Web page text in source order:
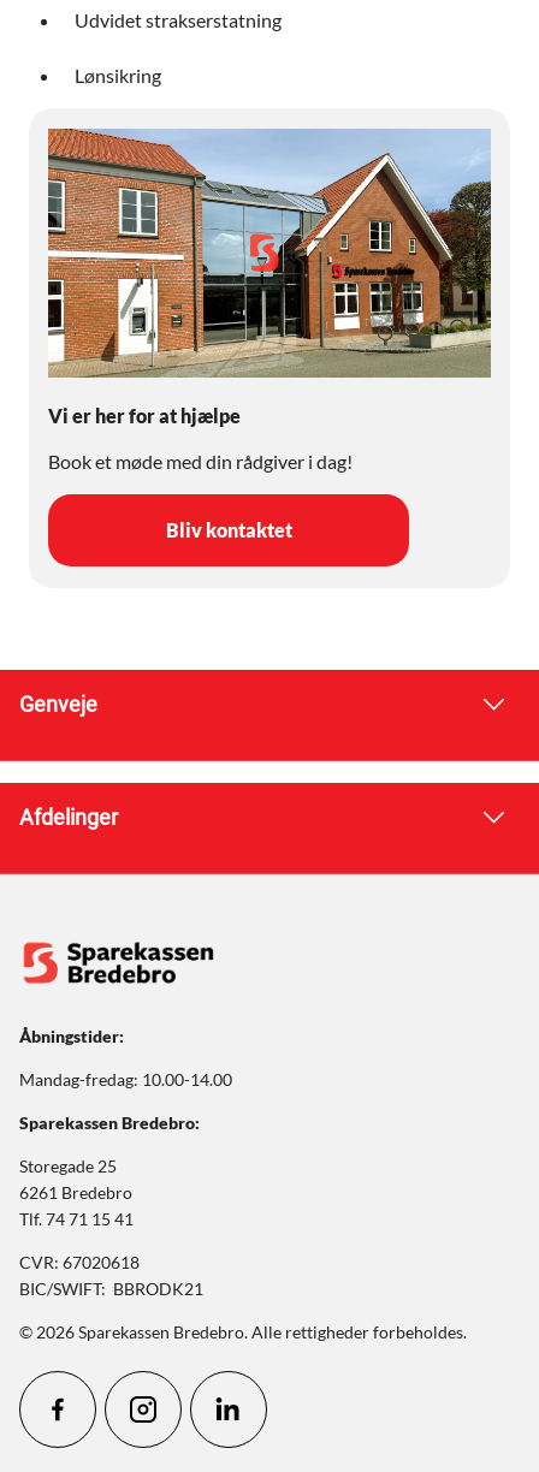
Udvidet strakserstatning
Lønsikring
Vi er her for at hjælpe
Book et møde med din rådgiver i dag!
Bliv kontaktet
Genveje
Afdelinger
Åbningstider:
Mandag-fredag: 10.00-14.00
Sparekassen Bredebro:
Storegade 25
6261 Bredebro
Tlf. 74 71 15 41
CVR: 67020618
BIC/SWIFT: BBRODK21
© 2026 Sparekassen Bredebro. Alle rettigheder forbeholdes.